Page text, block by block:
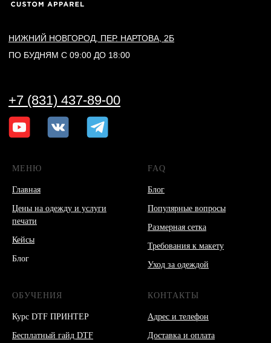
МЕНЮ
Главная
Цены на одежду и услуги
печати
Кейсы
Блог
FAQ
Блог
Популярные вопросы
Размерная сетка
Требования к макету
Уход за одеждой
ОБУЧЕНИЯ
Курс DTF ПРИНТЕР
Бесплатный гайд DTF
КОНТАКТЫ
Адрес и телефон
Доставка и оплата